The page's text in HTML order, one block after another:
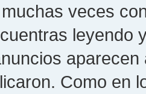
veces
leyendo
Como en